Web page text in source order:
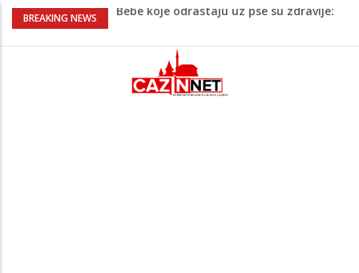
BREAKING NEWS
Bebe koje odrastaju uz pse su zdravije:
Krenuo u BiH sa 20 kilograma droge:
Uhapšen na granici
Juventus igra protiv Intera, Spaleti
razočarao navijače iz BiH